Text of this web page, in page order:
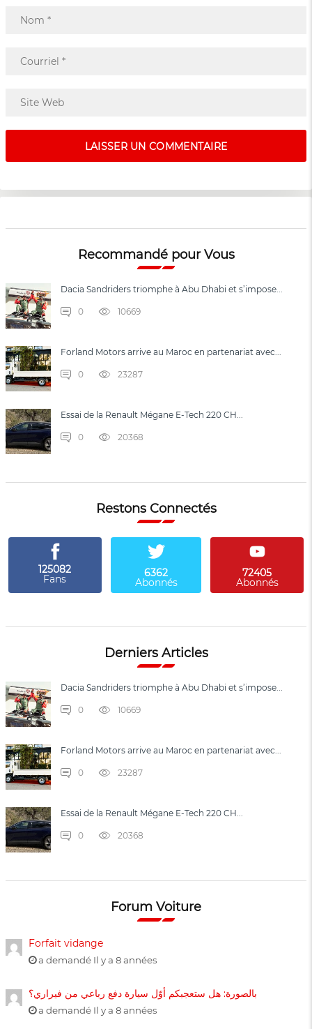
Recommandé pour Vous
Dacia Sandriders triomphe à Abu Dhabi et s’impose...
0 10669
Forland Motors arrive au Maroc en partenariat avec...
0 23287
Essai de la Renault Mégane E-Tech 220 CH...
0 20368
Restons Connectés
125082
Fans 6362
Abonnés
72405
Abonnés
Derniers Articles
Dacia Sandriders triomphe à Abu Dhabi et s’impose...
0 10669
Forland Motors arrive au Maroc en partenariat avec...
0 23287
Essai de la Renault Mégane E-Tech 220 CH...
0 20368
Forum Voiture
Forfait vidange
a demandé Il y a 8 années
بالصورة: هل ستعجبكم أوّل سيارة دفع رباعي من فيراري؟
a demandé Il y a 8 années